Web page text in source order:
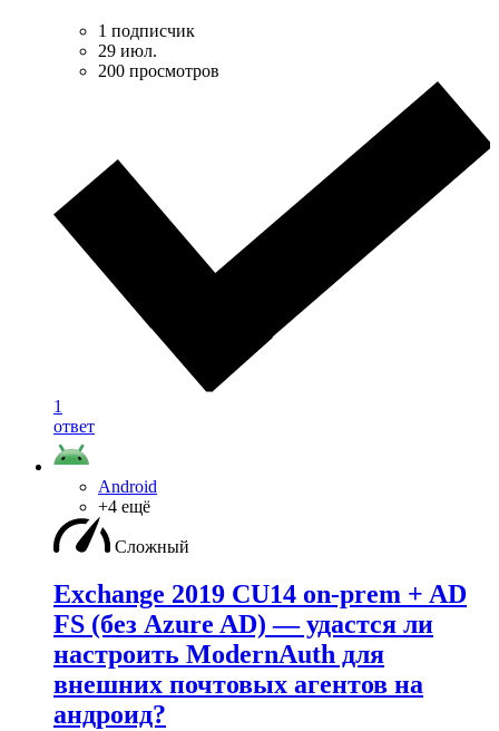
1 подписчик
29 июл.
200 просмотров
1
ответ
Android
+4 ещё
Сложный
Exchange 2019 CU14 on-prem + AD
FS (без Azure AD) — удаcтся ли
настроить ModernAuth для
внешних почтовых агентов на
андроид?